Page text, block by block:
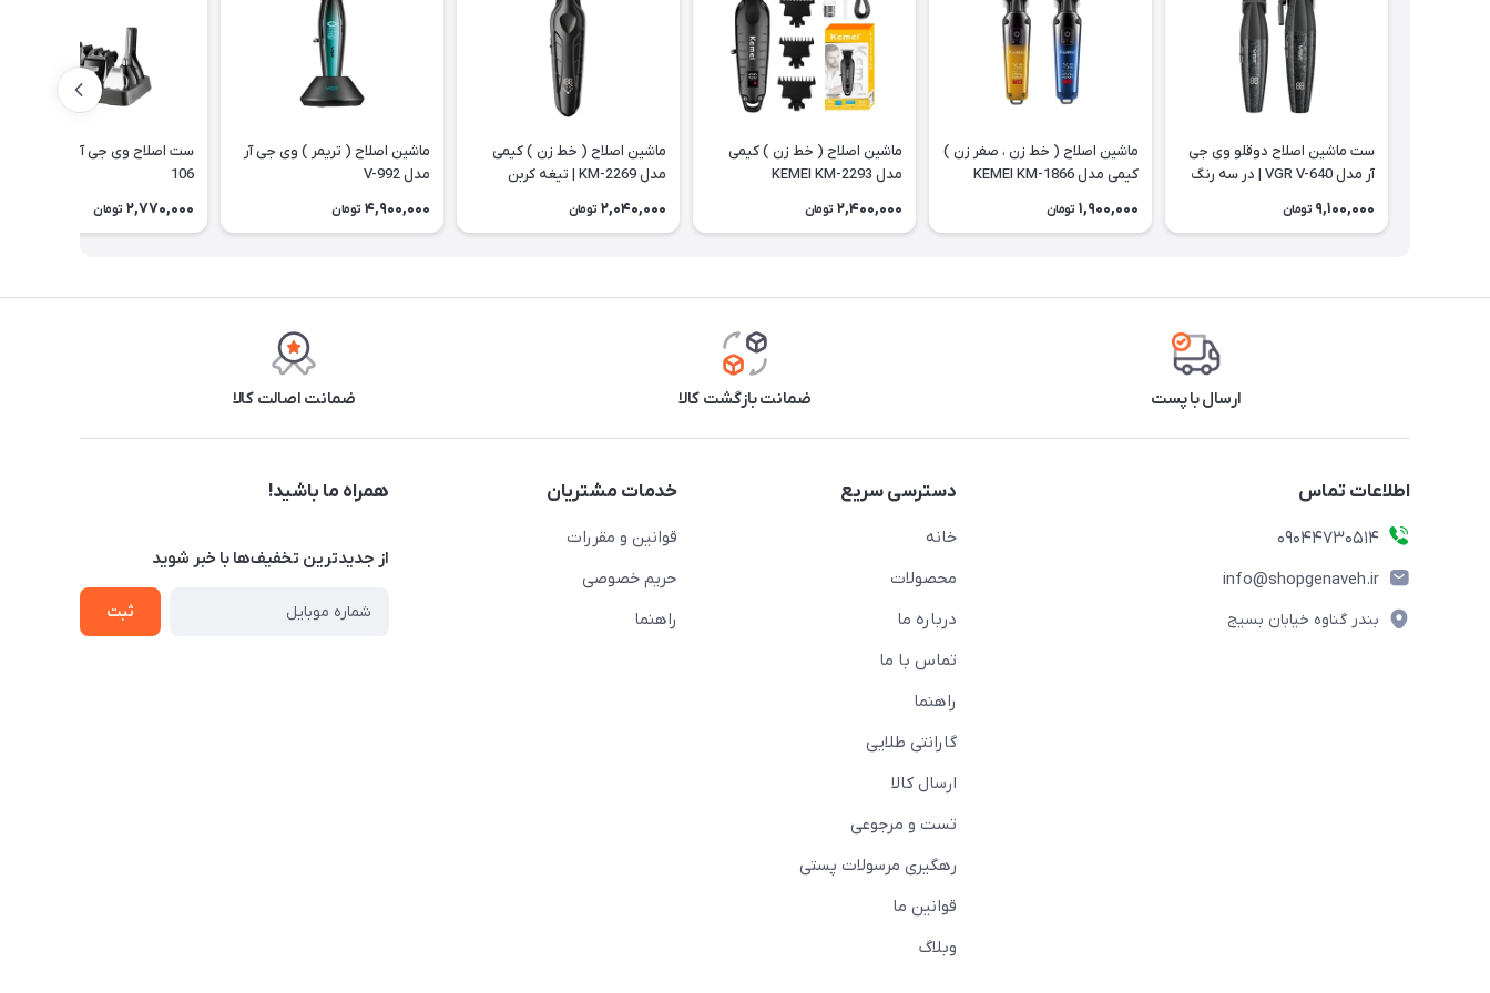
ست ماشین اصلاح دوقلو وی جی
آر مدل VGR V-640 | در سه رنگ
9,100,000 تومان
ماشین اصلاح ( خط زن ، صفر زن )
کیمی مدل KEMEI KM-1866
1,900,000 تومان
ماشین اصلاح ( خط زن ) کیمی
مدل KEMEI KM-2293
2,400,000 تومان
ماشین اصلاح ( خط زن ) کیمی
مدل KM-2269 | تیغه کربن
2,040,000 تومان
ماشین اصلاح ( تریمر ) وی جی آر
مدل V-992
4,900,000 تومان
106
2,770,000 تومان
ارسال با پست ضمانت بازگشت کالا ضمانت اصالت کالا
اطلاعات تماس
09044730514
info@shopgenaveh.ir
بندر گناوه خیابان بسیج
دسترسی سریع
خانه
محصولات
درباره ما
تماس با ما
راهنما
گارانتی طلایی
ارسال کالا
تست و مرجوعی
رهگیری مرسولات پستی
قوانین ما
وبلاگ
خدمات مشتریان
قوانین و مقررات
حریم خصوصی
راهنما
همراه ما باشید!
از جدید‌ترین تخفیف‌ها با‌ خبر شوید
ثبت